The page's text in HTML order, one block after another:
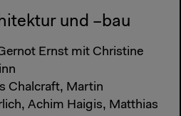
und –bau
Ernst mit Christine
Chalcraft, Martin
Achim Haigis, Matthias